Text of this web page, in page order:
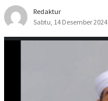
Redaktur
Sabtu, 14 Desember 2024